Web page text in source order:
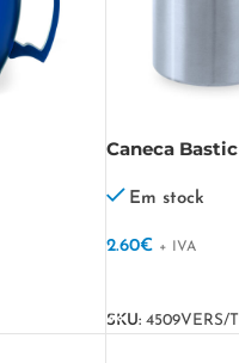
Caneca Bastic
Em stock
2.60€ + IVA
SKU: 4509VERS/T